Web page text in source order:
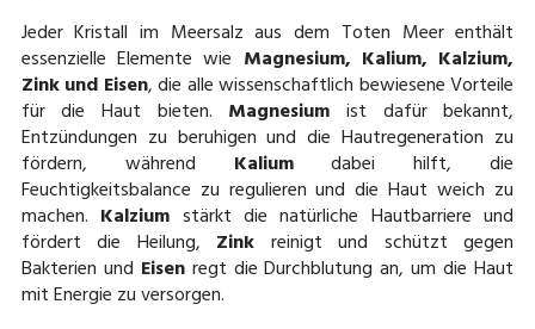
Jeder Kristall im Meersalz aus dem Toten Meer enthält
essenzielle Elemente wie Magnesium, Kalium, Kalzium,
Zink und Eisen, die alle wissenschaftlich bewiesene Vorteile
für die Haut bieten. Magnesium ist dafür bekannt,
Entzündungen zu beruhigen und die Hautregeneration zu
fördern, während Kaliumdabei hilft, die
Feuchtigkeitsbalance zu regulieren und die Haut weich zu
machen. Kalzium stärkt die natürliche Hautbarriere und
fördert die Heilung, Zink reinigt und schützt gegen
Bakterien und Eisenregt die Durchblutung an, um die Haut
mit Energie zu versorgen.